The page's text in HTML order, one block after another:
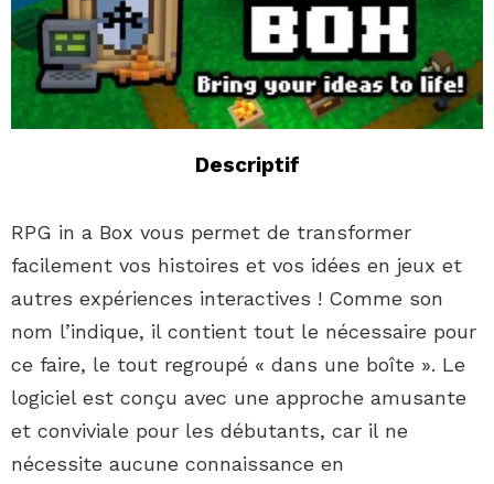
Descriptif
RPG in a Box vous permet de transformer
facilement vos histoires et vos idées en jeux et
autres expériences interactives ! Comme son
nom l’indique, il contient tout le nécessaire pour
ce faire, le tout regroupé « dans une boîte ». Le
logiciel est conçu avec une approche amusante
et conviviale pour les débutants, car il ne
nécessite aucune connaissance en